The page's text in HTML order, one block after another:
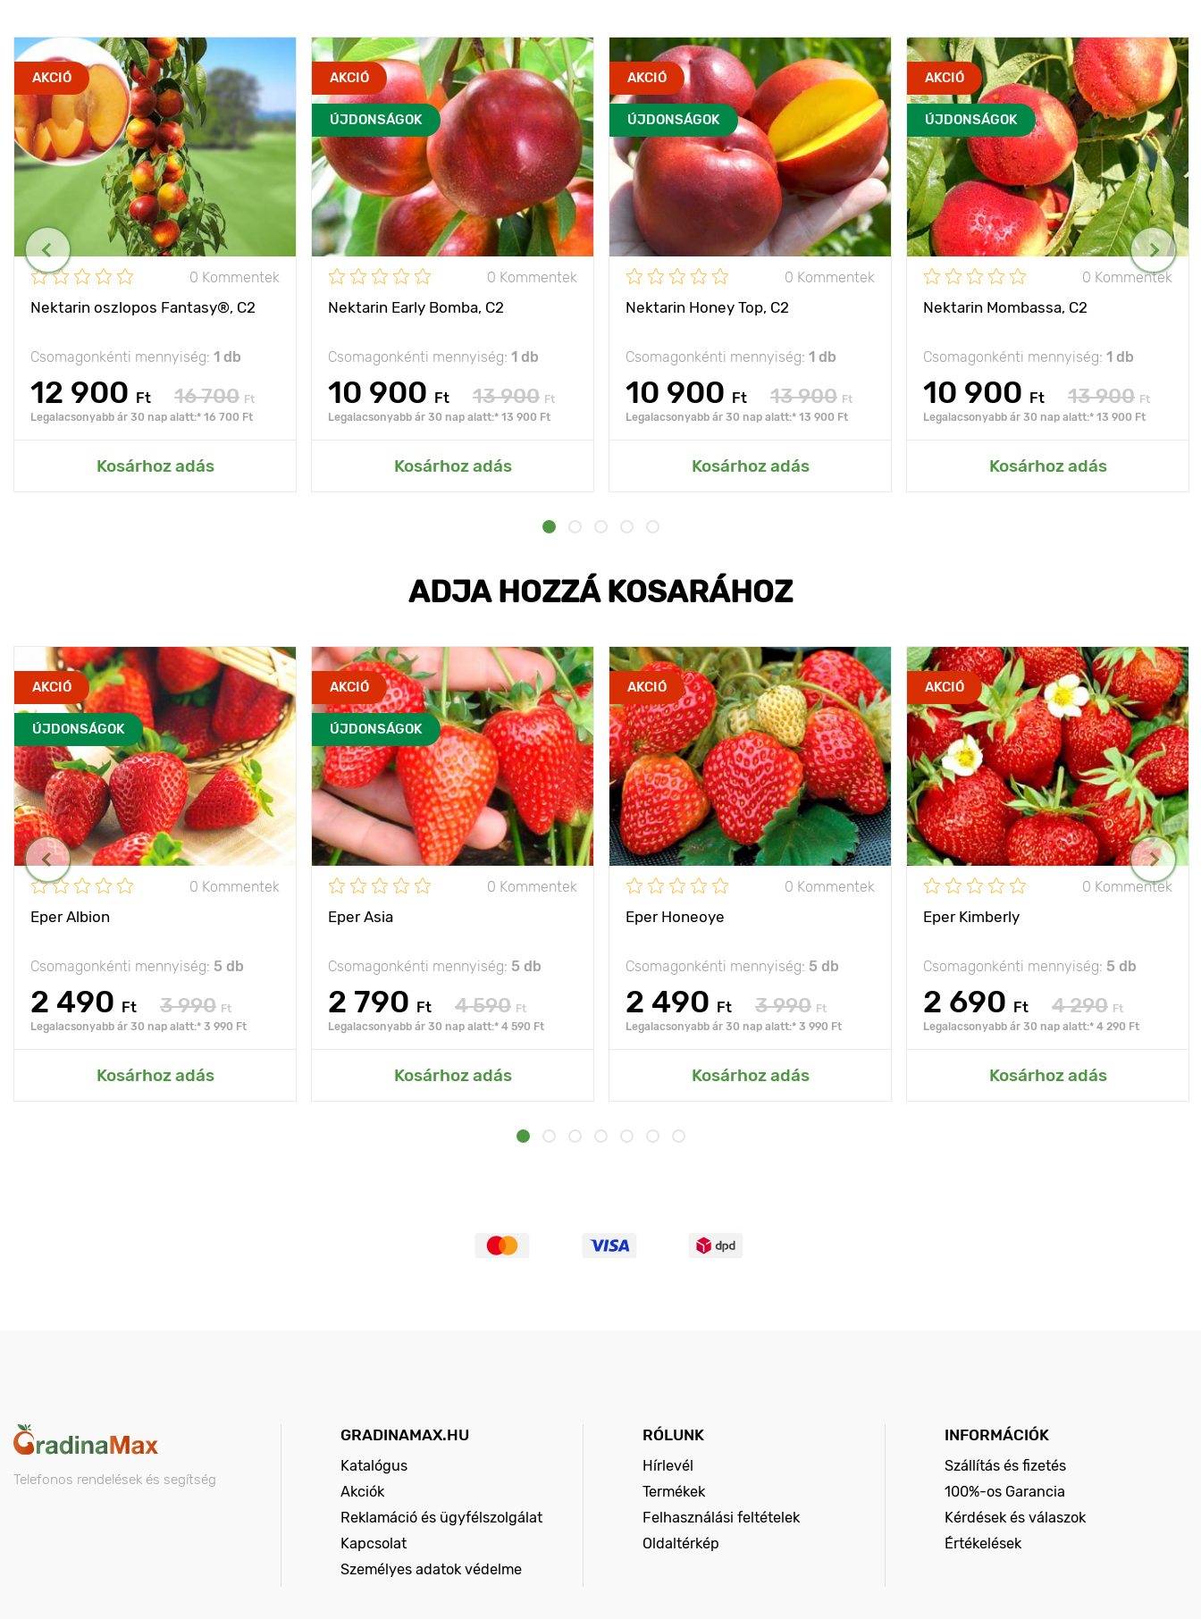
AKCIÓ
0 Kommentek
Nektarin oszlopos Fantasy®, C2
Csomagonkénti mennyiség: 1 db
12 900 Ft 16 700 Ft
Legalacsonyabb ár 30 nap alatt:* 16 700 Ft
Kosárhoz adás
AKCIÓ
ÚJDONSÁGOK
0 Kommentek
Nektarin Early Bomba, C2
Csomagonkénti mennyiség: 1 db
10 900 Ft 13 900 Ft
Legalacsonyabb ár 30 nap alatt:* 13 900 Ft
Kosárhoz adás
AKCIÓ
ÚJDONSÁGOK
0 Kommentek
Nektarin Honey Top, C2
Csomagonkénti mennyiség: 1 db
10 900 Ft 13 900 Ft
Legalacsonyabb ár 30 nap alatt:* 13 900 Ft
Kosárhoz adás
AKCIÓ
ÚJDONSÁGOK
0 Kommentek
Nektarin Mombassa, C2
Csomagonkénti mennyiség: 1 db
10 900 Ft 13 900 Ft
Legalacsonyabb ár 30 nap alatt:* 13 900 Ft
Kosárhoz adás
ADJA HOZZÁ KOSARÁHOZ
AKCIÓ
ÚJDONSÁGOK
0 Kommentek
Eper Albion
Csomagonkénti mennyiség: 5 db
2 490 Ft 3 990 Ft
Legalacsonyabb ár 30 nap alatt:* 3 990 Ft
Kosárhoz adás
AKCIÓ
ÚJDONSÁGOK
0 Kommentek
Eper Asia
Csomagonkénti mennyiség: 5 db
2 790 Ft 4 590 Ft
Legalacsonyabb ár 30 nap alatt:* 4 590 Ft
Kosárhoz adás
AKCIÓ
0 Kommentek
Eper Honeoye
Csomagonkénti mennyiség: 5 db
2 490 Ft 3 990 Ft
Legalacsonyabb ár 30 nap alatt:* 3 990 Ft
Kosárhoz adás
AKCIÓ
0 Kommentek
Eper Kimberly
Csomagonkénti mennyiség: 5 db
2 690 Ft 4 290 Ft
Legalacsonyabb ár 30 nap alatt:* 4 290 Ft
Kosárhoz adás
Telefonos rendelések és segítség
GRADINAMAX.HU
Katalógus
Akciók
Reklamáció és ügyfélszolgálat
Kapcsolat
Személyes adatok védelme
RÓLUNK
Hírlevél
Termékek
Felhasználási feltételek
Oldaltérkép
INFORMÁCIÓK
Szállítás és fizetés
100%-os Garancia
Kérdések és válaszok
Értékelések